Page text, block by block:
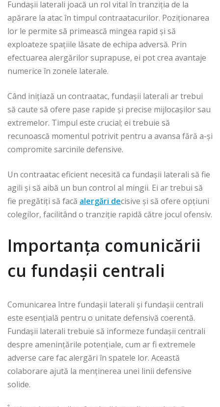
Fundașii laterali joacă un rol vital în tranziția de la
apărare la atac în timpul contraatacurilor. Poziționarea
lor le permite să primească mingea rapid și să
exploateze spațiile lăsate de echipa adversă. Prin
efectuarea alergărilor suprapuse, ei pot crea avantaje
numerice în zonele laterale.
Când inițiază un contraatac, fundașii laterali ar trebui
să caute să ofere pase rapide și precise mijlocașilor sau
extremelor. Timpul este crucial; ei trebuie să
recunoască momentul potrivit pentru a avansa fără a-și
compromite sarcinile defensive.
Un contraatac eficient necesită ca fundașii laterali să fie
agili și să aibă un bun control al mingii. Ei ar trebui să
fie pregătiți să facă alergări decisive și să ofere opțiuni
colegilor, facilitând o tranziție rapidă către jocul ofensiv.
Importanța comunicării
cu fundașii centrali
Comunicarea între fundașii laterali și fundașii centrali
este esențială pentru o unitate defensivă coerentă.
Fundașii laterali trebuie să informeze fundașii centrali
despre amenințările potențiale, cum ar fi extremele
adverse care fac alergări în spatele lor. Această
colaborare ajută la menținerea unei linii defensive
solide.